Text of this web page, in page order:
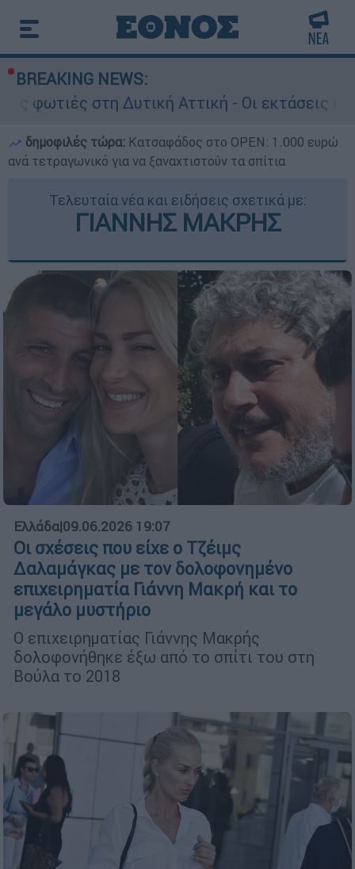
BREAKING NEWS:
Δυτική Αττική - Οι εκτάσεις που κάηκαν
δημοφιλές τώρα: Κατσαφάδος στο OPEN: 1.000 ευρώ
ανά τετραγωνικό για να ξαναχτιστούν τα σπίτια
Τελευταία νέα και ειδήσεις σχετικά με:
ΓΙΑΝΝΗΣ ΜΑΚΡΗΣ
Ελλάδα|09.06.2026 19:07
Οι σχέσεις που είχε ο Τζέιμς
Δαλαμάγκας με τον δολοφονημένο
επιχειρηματία Γιάννη Μακρή και το
μεγάλο μυστήριο
Ο επιχειρηματίας Γιάννης Μακρής
δολοφονήθηκε έξω από το σπίτι του στη
Βούλα το 2018